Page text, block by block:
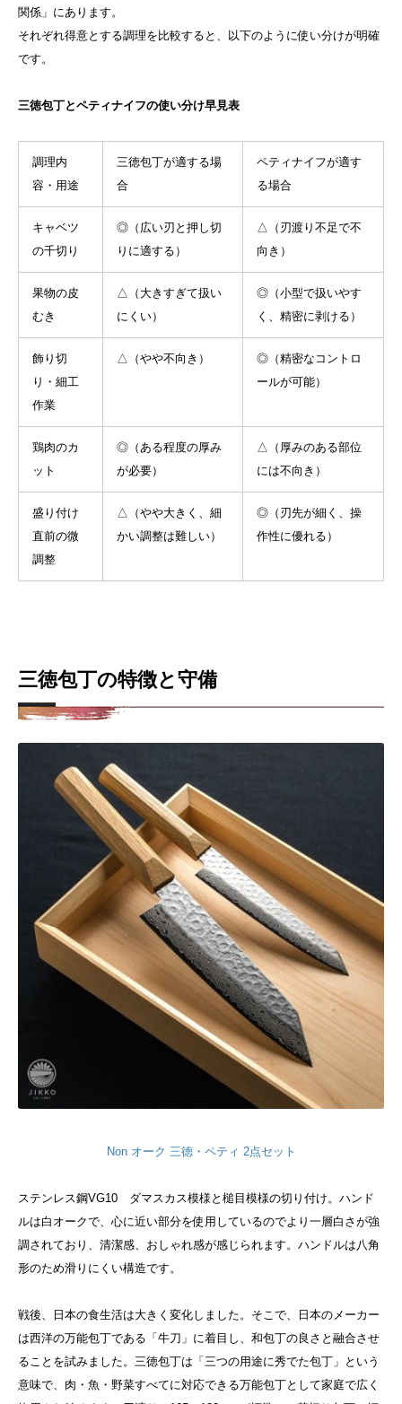
関係」にあります。
それぞれ得意とする調理を比較すると、以下のように使い分けが明確
です。
三徳包丁とペティナイフの使い分け早見表
調理内
容・用途
三徳包丁が適する場
合
ペティナイフが適す
る場合
キャベツ
の千切り
◎（広い刃と押し切
りに適する）
△（刃渡り不足で不
向き）
果物の皮
むき
△（大きすぎて扱い
にくい）
◎（小型で扱いやす
く、精密に剥ける）
飾り切
り・細工
作業
△（やや不向き）
◎（精密なコントロ
ールが可能）
鶏肉のカ
ット
◎（ある程度の厚み
が必要）
△（厚みのある部位
には不向き）
盛り付け
直前の微
調整
△（やや大きく、細
かい調整は難しい）
◎（刃先が細く、操
作性に優れる）
三徳包丁の特徴と守備
Non オーク 三徳・ペティ 2点セット
ステンレス鋼VG10 ダマスカス模様と槌目模様の切り付け。ハンド
ルは白オークで、心に近い部分を使用しているのでより一層白さが強
調されており、清潔感、おしゃれ感が感じられます。ハンドルは八角
形のため滑りにくい構造です。
戦後、日本の食生活は大きく変化しました。そこで、日本のメーカー
は西洋の万能包丁である「牛刀」に着目し、和包丁の良さと融合させ
ることを試みました。三徳包丁は「三つの用途に秀でた包丁」という
意味で、肉・魚・野菜すべてに対応できる万能包丁として家庭で広く